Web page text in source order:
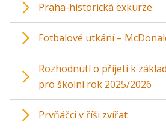
Praha-historická exkurze
Fotbalové utkání –
Rozhodnutí o přijetí k
pro školní rok 2025/2026
Prvňáčci v říši zvířat